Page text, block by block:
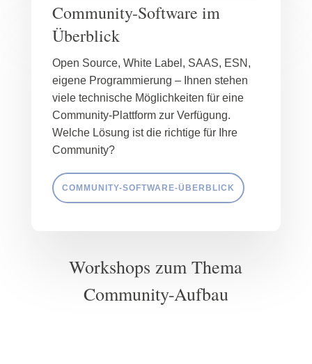
Community-Software im
Überblick
Open Source, White Label, SAAS, ESN,
eigene Programmierung – Ihnen stehen
viele technische Möglichkeiten für eine
Community-Plattform zur Verfügung.
Welche Lösung ist die richtige für Ihre
Community?
COMMUNITY-SOFTWARE-ÜBERBLICK
Workshops zum Thema
Community-Aufbau